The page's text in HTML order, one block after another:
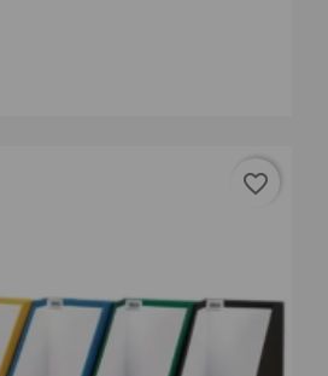
favorite_border